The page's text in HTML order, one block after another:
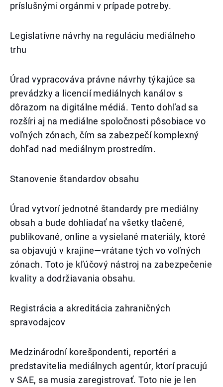
príslušnými orgánmi v prípade potreby.
Legislatívne návrhy na reguláciu mediálneho
trhu
Úrad vypracováva právne návrhy týkajúce sa
prevádzky a licencií mediálnych kanálov s
dôrazom na digitálne médiá. Tento dohľad sa
rozšíri aj na mediálne spoločnosti pôsobiace vo
voľných zónach, čím sa zabezpečí komplexný
dohľad nad mediálnym prostredím.
Stanovenie štandardov obsahu
Úrad vytvorí jednotné štandardy pre mediálny
obsah a bude dohliadať na všetky tlačené,
publikované, online a vysielané materiály, ktoré
sa objavujú v krajine—vrátane tých vo voľných
zónach. Toto je kľúčový nástroj na zabezpečenie
kvality a dodržiavania obsahu.
Registrácia a akreditácia zahraničných
spravodajcov
Medzinárodní korešpondenti, reportéri a
predstavitelia mediálnych agentúr, ktorí pracujú
v SAE, sa musia zaregistrovať. Toto nie je len